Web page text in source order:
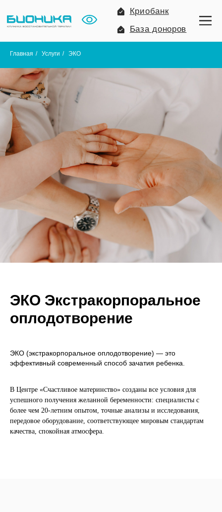
База доноров
Криобанк
Главная / Услуги / ЭКО
ЭКО Экстракорпоральное
оплодотворение
ЭКО (экстракорпоральное оплодотворение) — это
эффективный современный способ зачатия ребенка.
В Центре «Счастливое материнство» созданы все условия для
успешного получения желанной беременности: специалисты с
более чем 20-летним опытом, точные анализы и исследования,
передовое оборудование, соответствующее мировым стандартам
качества, спокойная атмосфера.